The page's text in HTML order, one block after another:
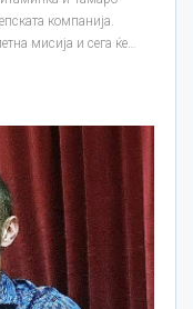
компанија.
мисија и сега ќе…